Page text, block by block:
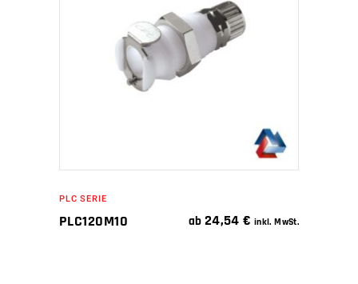
WEITERLESEN
PLC SERIE
PLC120M10 ab 24,54€ inkl. MwSt.